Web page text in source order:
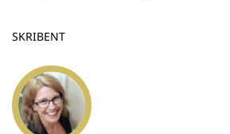
SKRIBENT